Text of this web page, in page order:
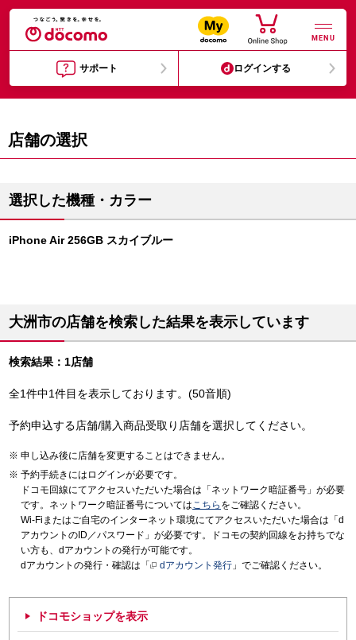
MENU
サポート ログインする
店舗の選択
選択した機種・カラー
iPhone Air 256GB スカイブルー
大洲市の店舗を検索した結果を表示しています
検索結果：1店舗
全1件中1件目を表示しております。(50音順)
予約申込する店舗/購入商品受取り店舗を選択してください。
申し込み後に店舗を変更することはできません。
予約手続きにはログインが必要です。
ドコモ回線にてアクセスいただいた場合は「ネットワーク暗証番号」が必要
です。ネットワーク暗証番号についてはこちら をご確認ください。
Wi-Fiまたはご自宅のインターネット環境にてアクセスいただいた場合は「d
アカウントのID／パスワード」が必要です。ドコモの契約回線をお持ちでな
い方も、dアカウントの発行が可能です。
dアカウントの発行・確認は「
dアカウント発行 」でご確認ください。
ドコモショップを表示